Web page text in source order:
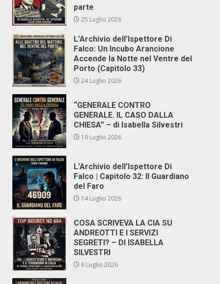
parte
25 Luglio 2026
L’Archivio dell’Ispettore Di
Falco: Un Incubo Arancione
Accende la Notte nel Ventre del
Porto (Capitolo 33)
24 Luglio 2026
“GENERALE CONTRO
GENERALE. IL CASO DALLA
CHIESA” – di Isabella Silvestri
19 Luglio 2026
L’Archivio dell’Ispettore Di
Falco | Capitolo 32: Il Guardiano
del Faro
14 Luglio 2026
COSA SCRIVEVA LA CIA SU
ANDREOTTI E I SERVIZI
SEGRETI? – DI ISABELLA
SILVESTRI
8 Luglio 2026